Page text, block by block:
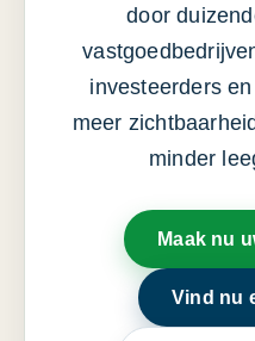
door
investeerders
meer
minder
Maak nu
Vind nu